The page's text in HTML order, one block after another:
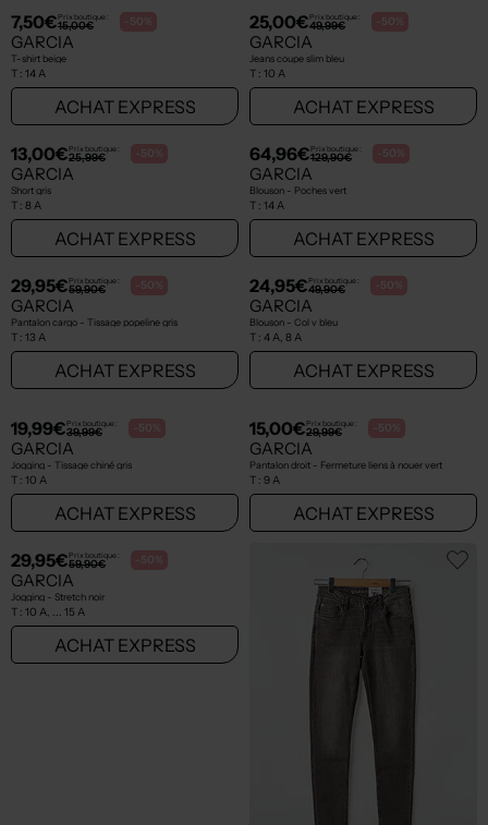
ACHAT EXPRESS ACHAT EXPRESS
NEW
22,99€Prix boutique :
45,99€ -50%
GARCIA
T :16 A
ACHAT EXPRESS
22,99€Prix boutique :
45,99€ -50%
GARCIA
T :8 A
ACHAT EXPRESS
-50%